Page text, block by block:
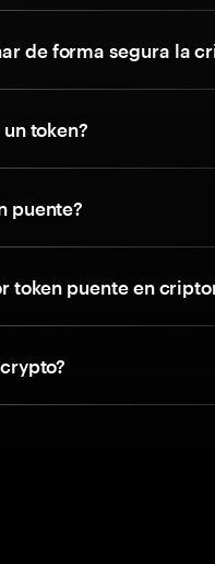
de forma segura la
token?
puente?
token puente en